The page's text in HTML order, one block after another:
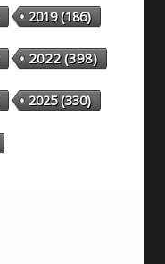
2019(186)
2022(398)
2025(330)